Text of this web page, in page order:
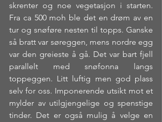
skrenter og noe vegetasjon i starten.
Fra ca 500 moh ble det en drøm av en
tur og snøføre nesten til topps. Ganske
så bratt var søreggen, mens nordre egg
var den greieste å gå. Det var bart fjell
parallelt med snøfonna langs
toppeggen. Litt luftig men god plass
selv for oss. Imponerende utsikt mot et
mylder av utilgjengelige og spenstige
tinder. Det er også mulig å velge en